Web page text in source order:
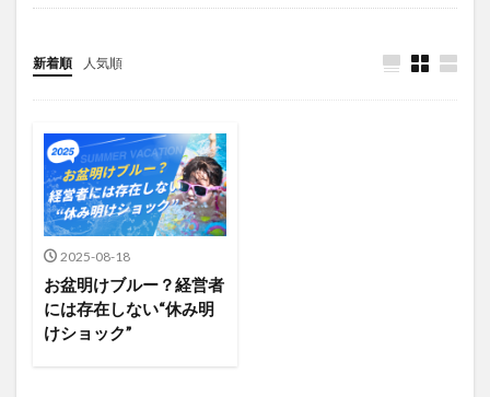
新着順 人気順
2025-08-18
お盆明けブルー？経営者
には存在しない“休み明
けショック”